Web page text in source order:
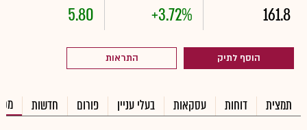
161.8
+3.72%
5.80
הוסף לתיק התראות
תמצית דוחות עסקאות בעלי עניין פורום חדשות